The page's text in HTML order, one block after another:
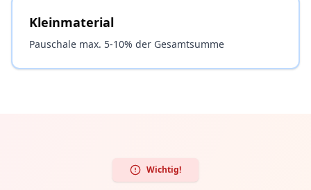
Kleinmaterial
Pauschale max. 5-10% der Gesamtsumme
Wichtig!